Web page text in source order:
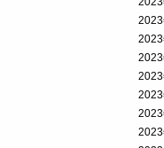
2023
2023
2023
2023
2023
2023
2023